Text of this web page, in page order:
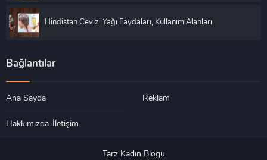
Hindistan Cevizi Yağı Faydaları, Kullanım Alanları
Bağlantılar
Ana Sayda Reklam
Hakkımızda-İletişim
Tarz Kadın Blogu